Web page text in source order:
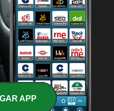
- 04/08/26
de agosto - 03/08/26
II - 31/07/26
APP